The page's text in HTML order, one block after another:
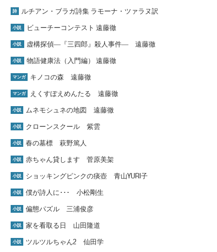
詩 ルチアン・ブラガ詩集 ラモーナ・ツァラヌ訳
小説 ビューチーコンテスト 遠藤徹
小説 虚構探偵―『三四郎』殺人事件― 遠藤徹
小説 物語健康法（入門編） 遠藤徹
マンガ キノコの森 遠藤徹
マンガ えくすぽえめんたる 遠藤徹
小説 ムネモシュネの地図 遠藤徹
小説 クローンスクール 紫雲
小説 春の墓標 萩野篤人
小説 赤ちゃん貸します 菅原美架
小説 ショッキングピンクの痰壺 青山YURI子
小説 僕が詩人に･･･ 小松剛生
小説 偏態パズル 三浦俊彦
小説 家を看取る日 山田隆道
小説 ツルツルちゃん2 仙田学